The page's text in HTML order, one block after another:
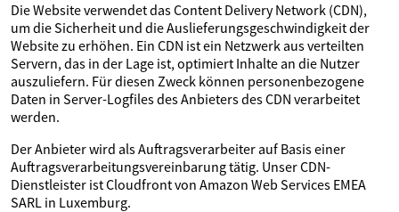
Die Website verwendet das Content Delivery Network (CDN),
um die Sicherheit und die Auslieferungsgeschwindigkeit der
Website zu erhöhen. Ein CDN ist ein Netzwerk aus verteilten
Servern, das in der Lage ist, optimiert Inhalte an die Nutzer
auszuliefern. Für diesen Zweck können personenbezogene
Daten in Server-Logfiles des Anbieters des CDN verarbeitet
werden.
Der Anbieter wird als Auftragsverarbeiter auf Basis einer
Auftragsverarbeitungsvereinbarung tätig. Unser CDN-
Dienstleister ist Cloudfront von Amazon Web Services EMEA
SARL in Luxemburg.